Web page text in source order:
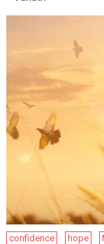
confidence hope